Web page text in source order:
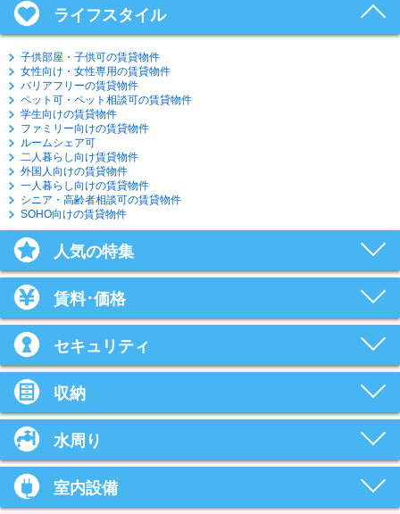
ライフスタイル
子供部屋・子供可の賃貸物件
女性向け・女性専用の賃貸物件
バリアフリーの賃貸物件
ペット可・ペット相談可の賃貸物件
学生向けの賃貸物件
ファミリー向けの賃貸物件
ルームシェア可
二人暮らし向け賃貸物件
外国人向けの賃貸物件
一人暮らし向けの賃貸物件
シニア・高齢者相談可の賃貸物件
SOHO向けの賃貸物件
人気の特集
賃料･価格
セキュリティ
収納
水周り
室内設備